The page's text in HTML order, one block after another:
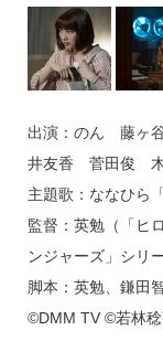
出演：のん 藤ヶ
井友香 菅田俊
主題歌：ななひら
監督：英勉（「ヒ
ンジャーズ」シリー
脚本：英勉、鎌田
©DMM TV ©若林